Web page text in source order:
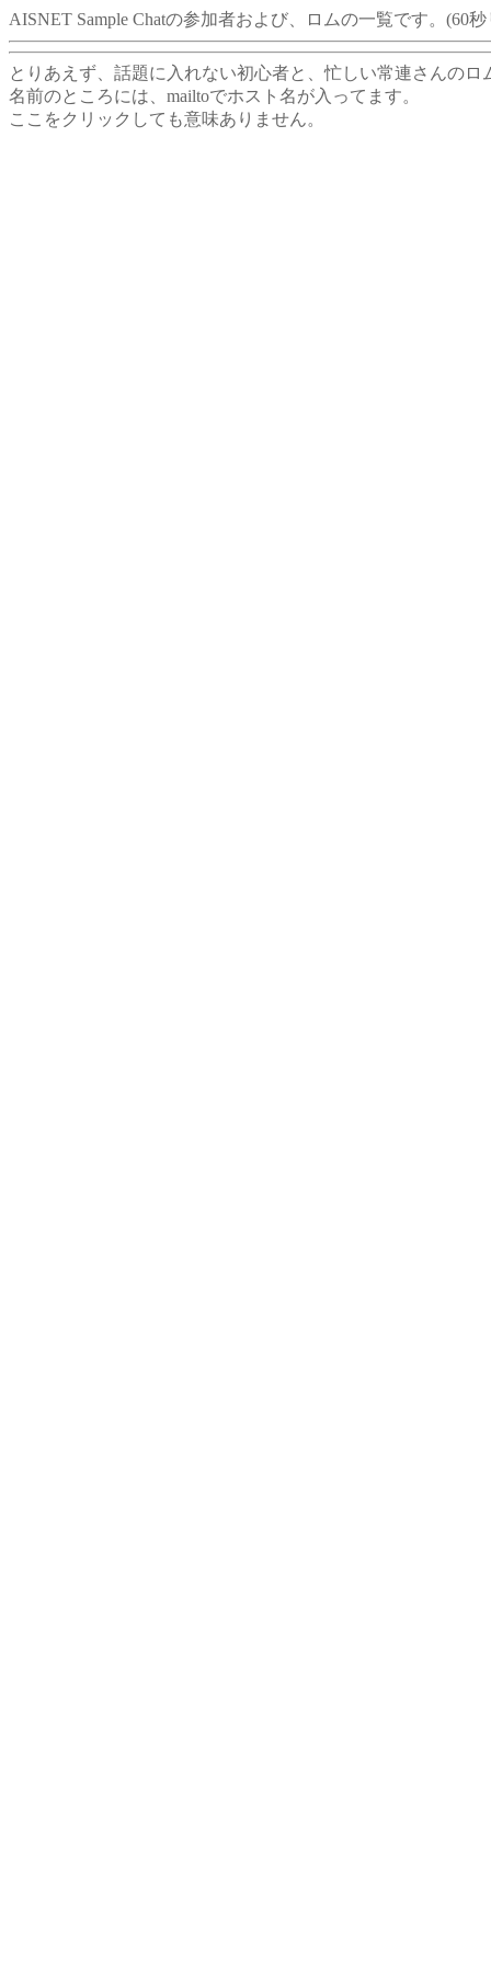
AISNET Sample Chatの参加者および、ロムの一覧です。(60
とりあえず、話題に入れない初心者と、忙しい常連さんのロ
名前のところには、mailtoでホスト名が入ってます。
ここをクリックしても意味ありません。